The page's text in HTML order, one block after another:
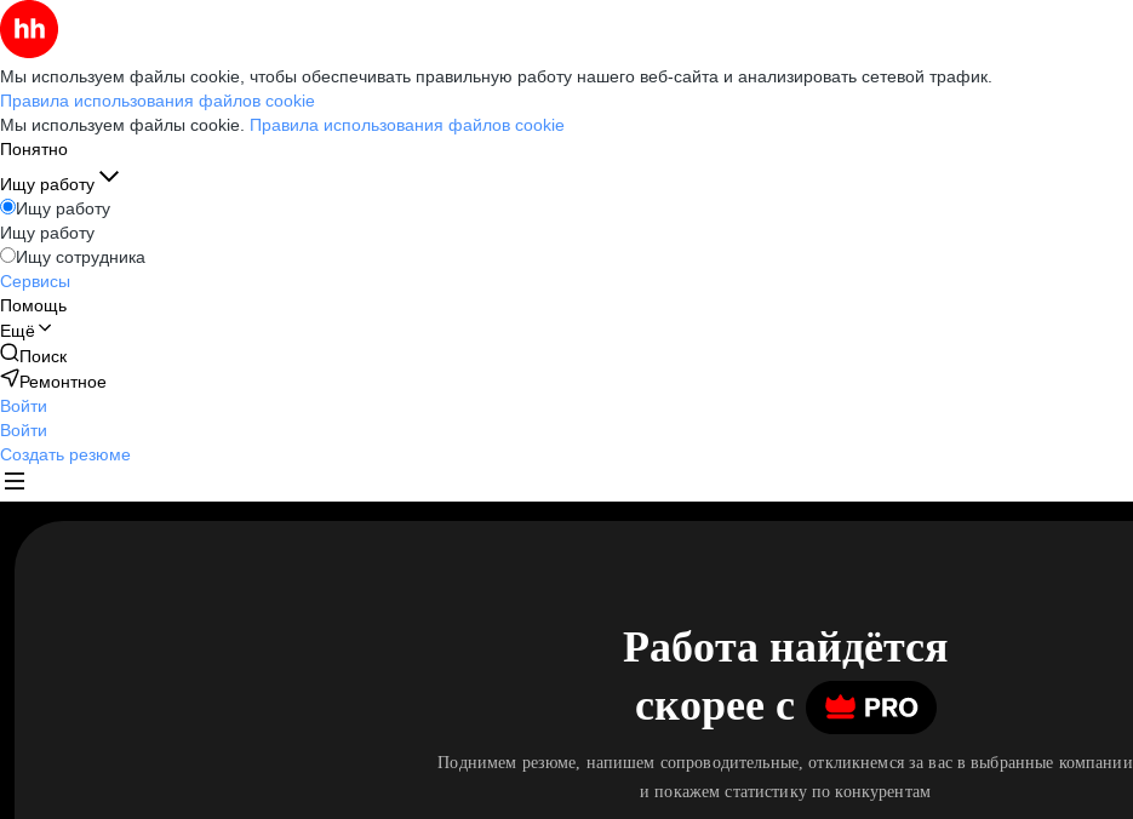
Мы используем файлы cookie, чтобы обеспечивать правильную работу нашего веб-сайта и анализировать сетевой трафик.
Правила использования файлов cookie
Мы используем файлы cookie. Правила использования файлов cookie
Понятно
Ищу работу
Ищу работу
Ищу работу
Ищу сотрудника
Сервисы
Помощь
Ещё
Поиск
Ремонтное
Войти
Войти
Создать резюме
Работа найдётся
скорее c
Поднимем резюме, напишем сопроводительные, откликнемся за вас в выбранные компании
и покажем статистику по конкурентам